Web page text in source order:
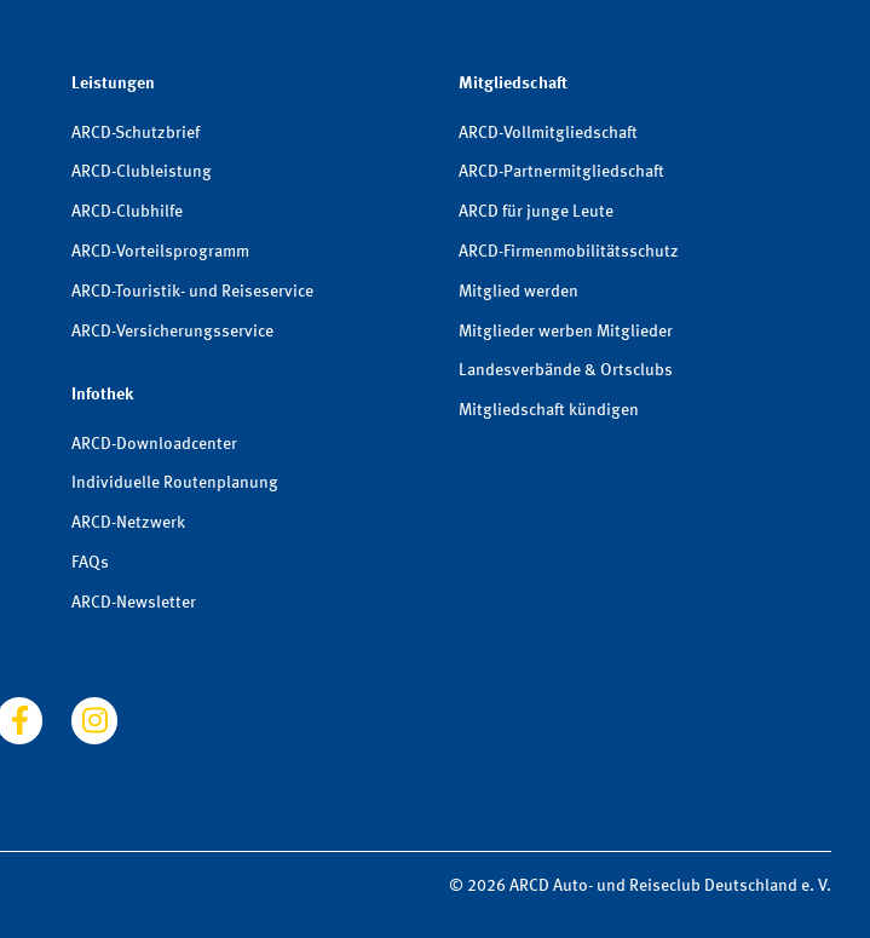
Leistungen
ARCD-Schutzbrief
ARCD-Clubleistung
ARCD-Clubhilfe
ARCD-Vorteilsprogramm
ARCD-Touristik- und Reiseservice
ARCD-Versicherungsservice
Infothek
ARCD-Downloadcenter
Individuelle Routenplanung
ARCD-Netzwerk
FAQs
ARCD-Newsletter
Mitgliedschaft
ARCD-Vollmitgliedschaft
ARCD-Partnermitgliedschaft
ARCD für junge Leute
ARCD-Firmenmobilitätsschutz
Mitglied werden
Mitglieder werben Mitglieder
Landesverbände & Ortsclubs
Mitgliedschaft kündigen
© 2026 ARCD Auto- und Reiseclub Deutschland e. V.